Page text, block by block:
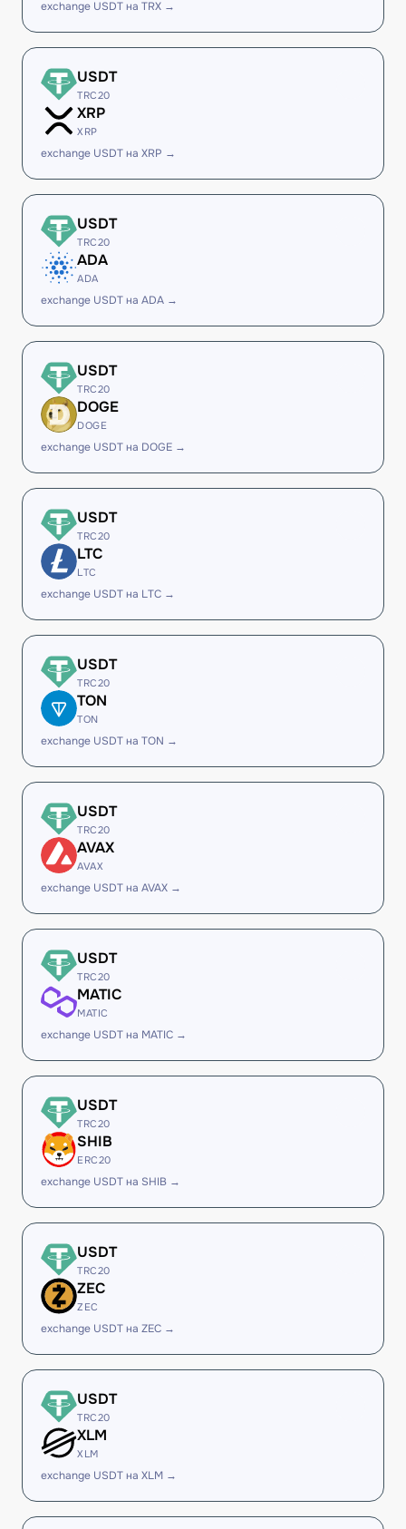
exchange USDT на TRX →
USDT
TRC20
XRP
XRP
exchange USDT на XRP →
USDT
TRC20
ADA
ADA
exchange USDT на ADA →
USDT
TRC20
DOGE
DOGE
exchange USDT на DOGE →
USDT
TRC20
LTC
LTC
exchange USDT на LTC →
USDT
TRC20
TON
TON
exchange USDT на TON →
USDT
TRC20
AVAX
AVAX
exchange USDT на AVAX →
USDT
TRC20
MATIC
MATIC
exchange USDT на MATIC →
USDT
TRC20
SHIB
ERC20
exchange USDT на SHIB →
USDT
TRC20
ZEC
ZEC
exchange USDT на ZEC →
USDT
TRC20
XLM
XLM
exchange USDT на XLM →